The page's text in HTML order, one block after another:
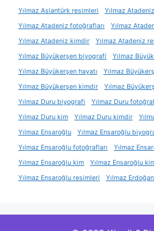
Yılmaz Aslantürk resimleri
Yılmaz Atadeniz
Yılmaz Atadeniz fotoğrafları
Yılmaz
Yılmaz Atadeniz kimdir
Yılmaz Atadeniz
Yılmaz Büyükerşen biyografi
Yılmaz
Yılmaz Büyükerşen hayatı
Yılmaz
Yılmaz Büyükerşen kimdir
Yılmaz
Yılmaz Duru biyografi
Yılmaz Duru
Yılmaz Duru kim
Yılmaz Duru kimdir
Yılmaz Ensaroğlu
Yılmaz Ensaroğlu
Yılmaz Ensaroğlu fotoğrafları
Yılmaz
Yılmaz Ensaroğlu kim
Yılmaz Ensaroğlu
Yılmaz Ensaroğlu resimleri
Yılmaz Erdoğan